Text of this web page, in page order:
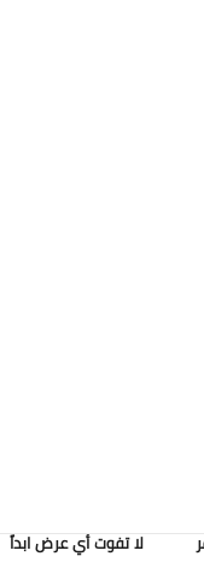
لا تفوت أي عرض ابداً